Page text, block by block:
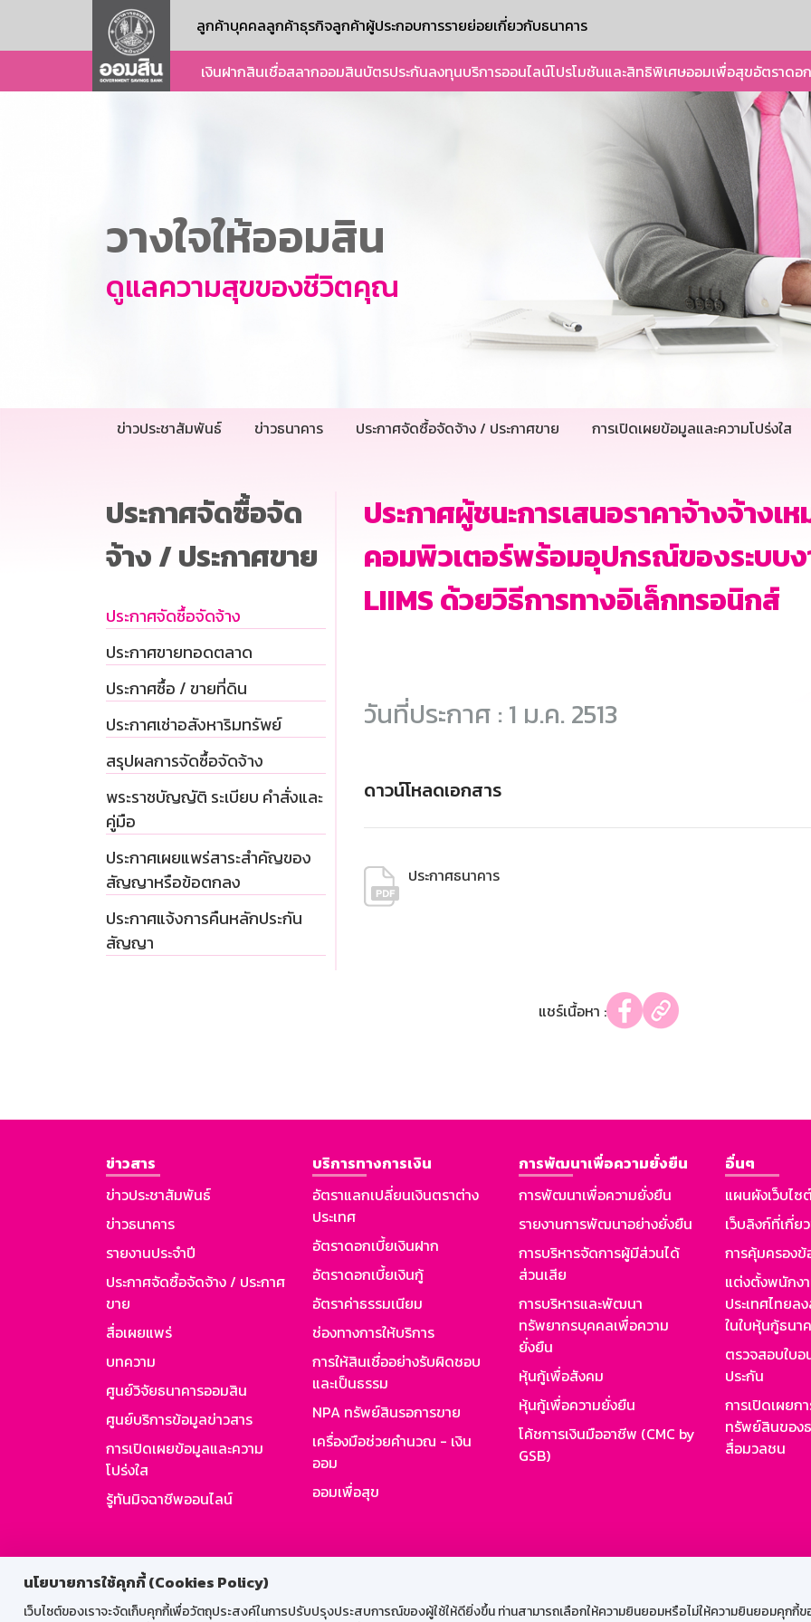
นโยบายการใช้คุกกี้ (Cookies Policy)
เว็บไซต์ของเราจะจัดเก็บคุกกี้เพื่อวัตถุประสงค์ในการปรับปรุงประสบการณ์ของผู้ใช้ให้ดียิ่งขึ้น ท่านสามารถเลือกให้ความยินยอมหรือไม่ให้ความยินยอมคุกกี้ข
ลูกค้าบุคคลลูกค้าธุรกิจลูกค้าผู้ประกอบการรายย่อยเกี่ยวกับธนาคาร
เงินฝากสินเชื่อสลากออมสินบัตรประกันลงทุนบริการออนไลน์โปรโมชันและสิทธิพิเศษออมเพื่อสุขอัตราดอ
วางใจให้ออมสิน
ดูแลความสุขของชีวิตคุณ
ข่าวประชาสัมพันธ์ ข่าวธนาคาร ประกาศจัดซื้อจัดจ้าง / ประกาศขาย การเปิดเผยข้อมูลและความโปร่งใส
ประกาศจัดซื้อจัด
จ้าง / ประกาศขาย
ประกาศจัดซื้อจัดจ้าง
ประกาศขายทอดตลาด
ประกาศซื้อ / ขายที่ดิน
ประกาศเช่าอสังหาริมทรัพย์
สรุปผลการจัดซื้อจัดจ้าง
พระราชบัญญัติ ระเบียบ คำสั่งและ
คู่มือ
ประกาศเผยแพร่สาระสำคัญของ
สัญญาหรือข้อตกลง
ประกาศแจ้งการคืนหลักประกัน
สัญญา
ประกาศผู้ชนะการเสนอราคาจ้างจ้างเ
คอมพิวเตอร์พร้อมอุปกรณ์ของระบบงา
LIIMS ด้วยวิธีการทางอิเล็กทรอนิกส์
วันที่ประกาศ : 1 ม.ค. 2513
ดาวน์โหลดเอกสาร
ประกาศธนาคาร
แชร์เนื้อหา :
ข่าวสาร
ข่าวประชาสัมพันธ์
ข่าวธนาคาร
รายงานประจำปี
ประกาศจัดซื้อจัดจ้าง / ประกาศ
ขาย
สื่อเผยแพร่
บทความ
ศูนย์วิจัยธนาคารออมสิน
ศูนย์บริการข้อมูลข่าวสาร
การเปิดเผยข้อมูลและความ
โปร่งใส
รู้ทันมิจฉาชีพออนไลน์
บริการทางการเงิน
อัตราแลกเปลี่ยนเงินตราต่าง
ประเทศ
อัตราดอกเบี้ยเงินฝาก
อัตราดอกเบี้ยเงินกู้
อัตราค่าธรรมเนียม
ช่องทางการให้บริการ
การให้สินเชื่ออย่างรับผิดชอบ
และเป็นธรรม
NPA ทรัพย์สินรอการขาย
เครื่องมือช่วยคำนวณ - เงิน
ออม
ออมเพื่อสุข
การพัฒนาเพื่อความยั่งยืน
การพัฒนาเพื่อความยั่งยืน
รายงานการพัฒนาอย่างยั่งยืน
การบริหารจัดการผู้มีส่วนได้
ส่วนเสีย
การบริหารและพัฒนา
ทรัพยากรบุคคลเพื่อความ
ยั่งยืน
หุ้นกู้เพื่อสังคม
หุ้นกู้เพื่อความยั่งยืน
โค้ชการเงินมืออาชีพ (CMC by
GSB)
อื่นๆ
แผนผังเว็บไซ
เว็บลิงก์ที่เกี่ย
การคุ้มครอง
แต่งตั้งพนักง
ประเทศไทยล
ในใบหุ้นกู้ธนา
ตรวจสอบใบ
ประกัน
การเปิดเผยก
ทรัพย์สินของ
สื่อมวลชน